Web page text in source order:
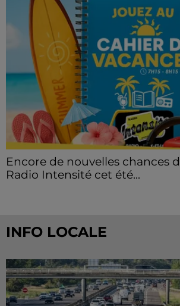
Encore de nouvelles chances
Radio Intensité cet été...
INFO LOCALE